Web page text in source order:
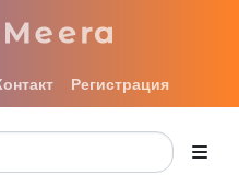
Регистрация